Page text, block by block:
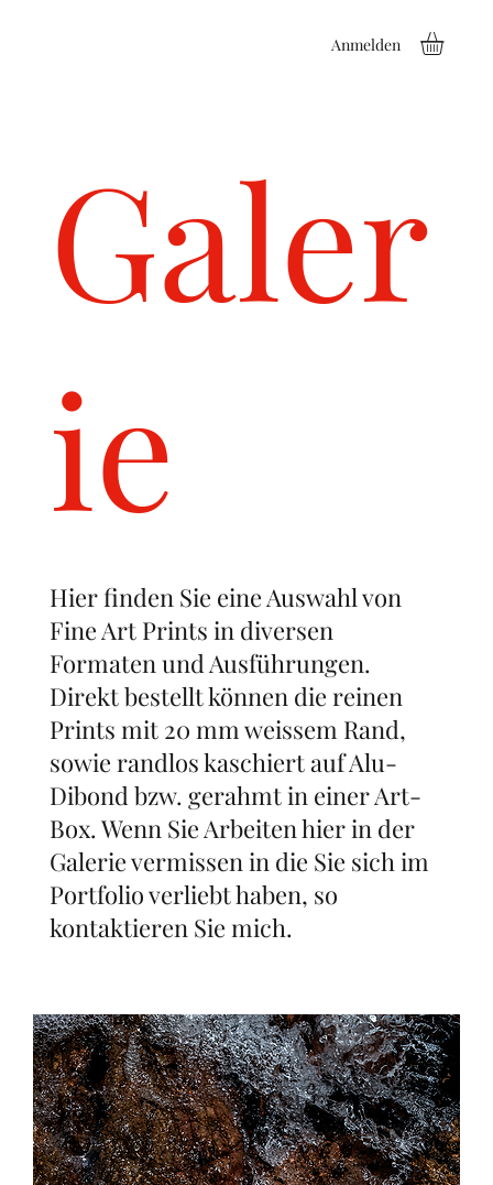
Anmelden
Galer
ie
Hier finden Sie eine Auswahl von
Fine Art Prints in diversen
Formaten und Ausführungen.
Direkt bestellt können die reinen
Prints mit 20 mm weissem Rand,
sowie randlos kaschiert auf Alu-
Dibond bzw. gerahmt in einer Art-
Box. Wenn Sie Arbeiten hier in der
Galerie vermissen in die Sie sich im
Portfolio verliebt haben, so
kontaktieren Sie mich.